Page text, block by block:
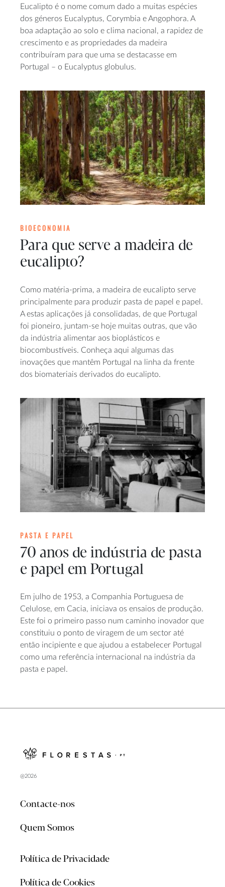
Eucalipto é o nome comum dado a muitas espécies
dos géneros Eucalyptus, Corymbia e Angophora. A
boa adaptação ao solo e clima nacional, a rapidez de
crescimento e as propriedades da madeira
contribuíram para que uma se destacasse em
Portugal – o Eucalyptus globulus.
BIOECONOMIA
Para que serve a madeira de
eucalipto?
Como matéria-prima, a madeira de eucalipto serve
principalmente para produzir pasta de papel e papel.
A estas aplicações já consolidadas, de que Portugal
foi pioneiro, juntam-se hoje muitas outras, que vão
da indústria alimentar aos bioplásticos e
biocombustíveis. Conheça aqui algumas das
inovações que mantêm Portugal na linha da frente
dos biomateriais derivados do eucalipto.
PASTA E PAPEL
70 anos de indústria de pasta
e papel em Portugal
Em julho de 1953, a Companhia Portuguesa de
Celulose, em Cacia, iniciava os ensaios de produção.
Este foi o primeiro passo num caminho inovador que
constituiu o ponto de viragem de um sector até
então incipiente e que ajudou a estabelecer Portugal
como uma referência internacional na indústria da
pasta e papel.
@2026
Contacte-nos
Quem Somos
Política de Privacidade
Política de Cookies